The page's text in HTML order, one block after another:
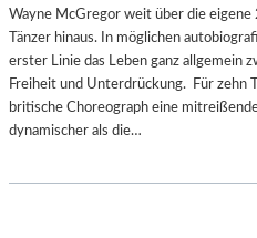
Wayne McGregor weit über die eigene
Tänzer hinaus. In möglichen
erster Linie das Leben ganz allgemein
Freiheit und Unterdrückung. Für zehn
britische Choreograph eine
dynamischer als die…